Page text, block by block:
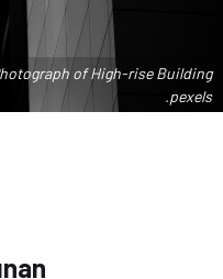
of High-rise Building
.pexels